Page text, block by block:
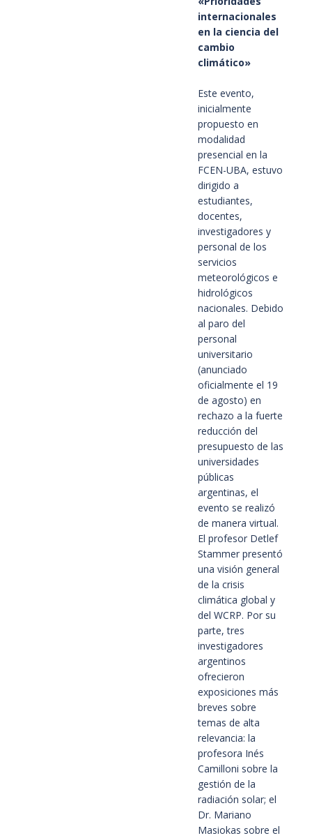
internacionales
en la ciencia del
cambio
climático»
Este evento,
inicialmente
propuesto en
modalidad
presencial en la
FCEN-UBA, estuvo
dirigido a
estudiantes,
docentes,
investigadores y
personal de los
servicios
meteorológicos e
hidrológicos
nacionales. Debido
al paro del
personal
universitario
(anunciado
oficialmente el 19
de agosto) en
rechazo a la fuerte
reducción del
presupuesto de las
universidades
públicas
argentinas, el
evento se realizó
de manera virtual.
El profesor Detlef
Stammer presentó
una visión general
de la crisis
climática global y
del WCRP. Por su
parte, tres
investigadores
argentinos
ofrecieron
exposiciones más
breves sobre
temas de alta
relevancia: la
profesora Inés
Camilloni sobre la
gestión de la
radiación solar; el
Dr. Mariano
Masiokas sobre el